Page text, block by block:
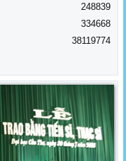
248839
334668
38119774